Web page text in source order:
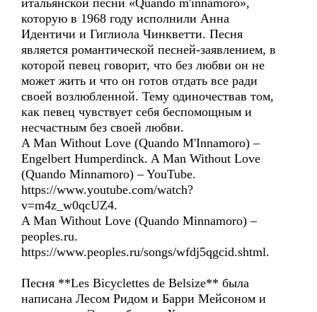
итальянской песни «Quando m'innamoro»,
которую в 1968 году исполнили Анна
Идентичи и Гиглиола Чинкветти. Песня
является романтической песней-заявлением, в
которой певец говорит, что без любви он не
может жить и что он готов отдать все ради
своей возлюбленной. Тему одиночествав том,
как певец чувствует себя беспомощным и
несчастным без своей любви.
A Man Without Love (Quando M'Innamoro) –
Engelbert Humperdinck. A Man Without Love
(Quando Minnamoro) – YouTube.
https://www.youtube.com/watch?
v=m4z_w0qcUZ4.
A Man Without Love (Quando Minnamoro) –
peoples.ru.
https://www.peoples.ru/songs/wfdj5qgcid.shtml.
Песня **Les Bicyclettes de Belsize** была
написана Лесом Ридом и Барри Мейсоном и